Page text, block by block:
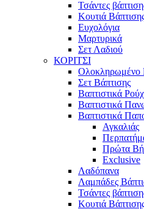
Τσάντες
Κουτιά
Ευχολόγια
Μαρτυρικά
Σετ Λαδιού
ΚΟΡΙΤΣΙ
Ολοκληρωμένο
Σετ Βάπτισης
Βαπτιστικά
Βαπτιστικά
Βαπτιστικά
Αγκαλιάς
Πρώτα
Exclusive
Λαδόπανα
Λαμπάδες
Τσάντες
Κουτιά